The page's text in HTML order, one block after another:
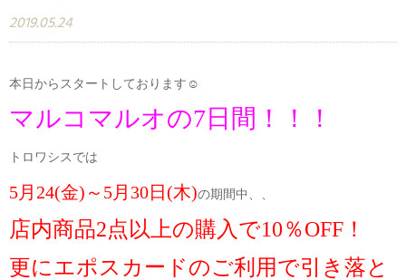
2019.05.24
本日からスタートしております☺
マルコマルオの7日間！！！
トロワシスでは
5月24(金)～5月30日(木)の期間中、、
店内商品2点以上の購入で10％OFF！
更にエポスカードのご利用で引き落と